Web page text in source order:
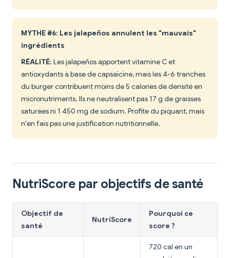
MYTHE #6: Les jalapeños annulent les "mauvais"
ingrédients
RÉALITÉ: Les jalapeños apportent vitamine C et
antioxydants à base de capsaïcine, mais les 4-6 tranches
du burger contribuent moins de 5 calories de densité en
micronutriments. Ils ne neutralisent pas 17 g de graisses
saturées ni 1 450 mg de sodium. Profite du piquant, mais
n'en fais pas une justification nutritionnelle.
NutriScore par objectifs de santé
Objectif de
santé
NutriScore
Pourquoi ce
score ?
720 cal en un